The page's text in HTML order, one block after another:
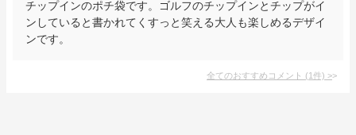
チップインのポチ袋です。ゴルフのチップインとチップがイ
ンしていると書かれてくすっと笑える大人も楽しめるデザイ
ンです。
全てのおすすめコメント (1件) >